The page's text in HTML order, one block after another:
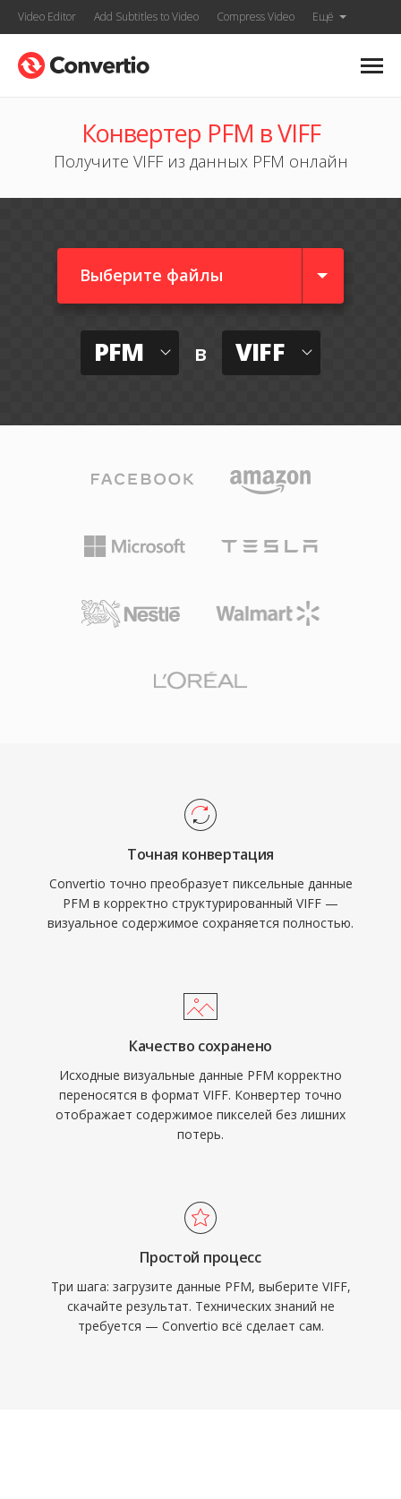
Video Editor Add Subtitles to Video Compress Video Ещё
Конвертер PFM в VIFF
Получите VIFF из данных PFM онлайн
Выберите файлы
PFM в VIFF
Точная конвертация
Convertio точно преобразует пиксельные данные
PFM в корректно структурированный VIFF —
визуальное содержимое сохраняется полностью.
Качество сохранено
Исходные визуальные данные PFM корректно
переносятся в формат VIFF. Конвертер точно
отображает содержимое пикселей без лишних
потерь.
Простой процесс
Три шага: загрузите данные PFM, выберите VIFF,
скачайте результат. Технических знаний не
требуется — Convertio всё сделает сам.